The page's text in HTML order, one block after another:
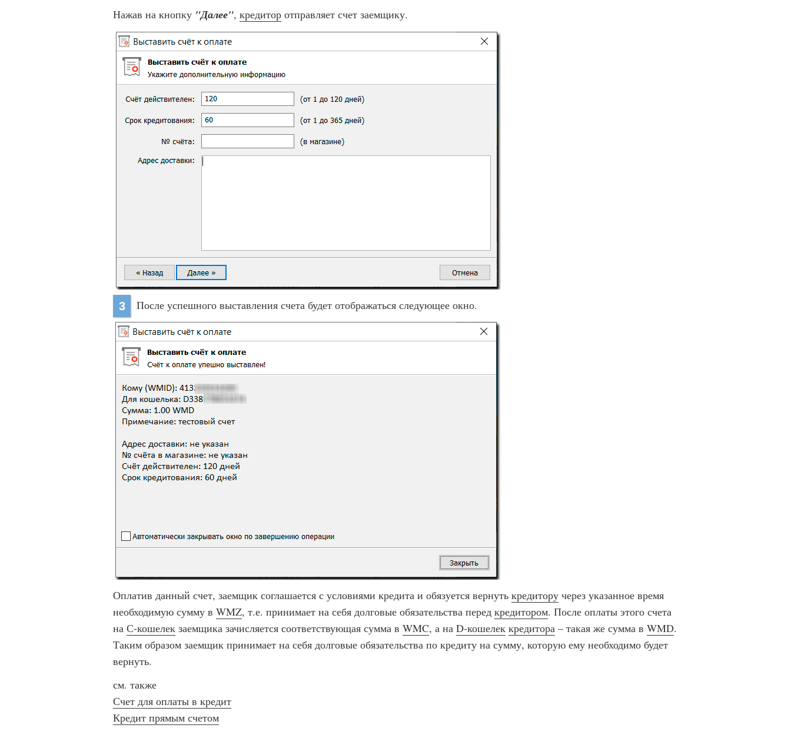
Нажав на кнопку "Далее", кредитор отправляет счет заемщику.
3 После успешного выставления счета будет отображаться следующее окно.
Оплатив данный счет, заемщик соглашается с условиями кредита и обязуется вернуть кредитору через указанное время
необходимую сумму в WMZ, т.е. принимает на себя долговые обязательства перед кредитором. После оплаты этого счета
на С-кошелек заемщика зачисляется соответствующая сумма в WMC, а на D-кошелек кредитора – такая же сумма в WMD.
Таким образом заемщик принимает на себя долговые обязательства по кредиту на сумму, которую ему необходимо будет
вернуть.
см. также
Счет для оплаты в кредит
Кредит прямым счетом